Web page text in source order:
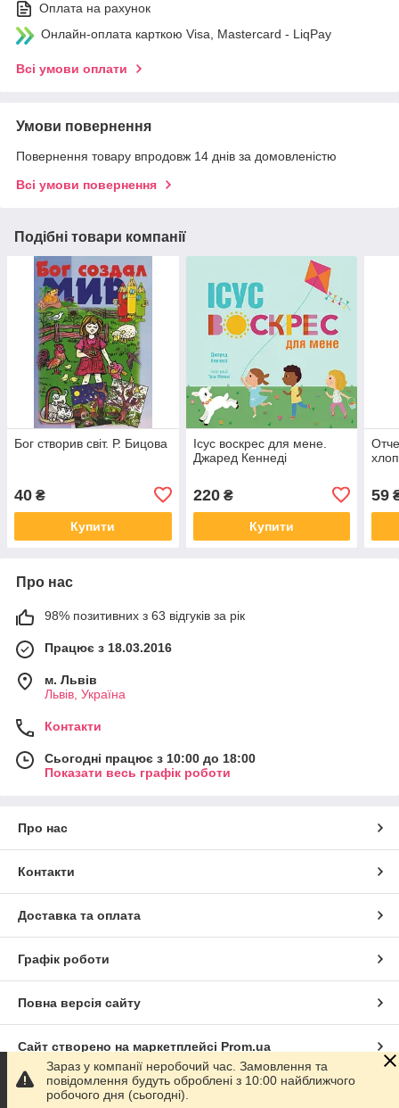
Оплата на рахунок
Онлайн-оплата карткою Visa, Mastercard - LiqPay
Всі умови оплати
Умови повернення
Повернення товару впродовж 14 днів за домовленістю
Всі умови повернення
Подібні товари компанії
Бог створив світ. Р. Бицова
40 ₴
Купити
Ісус воскрес для мене.
Джаред Кеннеді
220₴
Купити
59
Про нас
98% позитивних з 63 відгуків за рік
Працює з 18.03.2016
м. Львів
Львів, Україна
Контакти
Сьогодні працює з 10:00 до 18:00
Показати весь графік роботи
Про нас
Контакти
Доставка та оплата
Графік роботи
Повна версія сайту
Сайт створено на маркетплейсі Prom.ua
Політика конфіденційності
Зараз у компанії неробочий час. Замовлення та
повідомлення будуть оброблені з 10:00 найближчого
робочого дня (сьогодні).